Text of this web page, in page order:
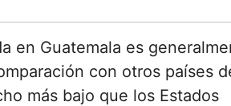
en Guatemala es
con otros países
más bajo que los Estados